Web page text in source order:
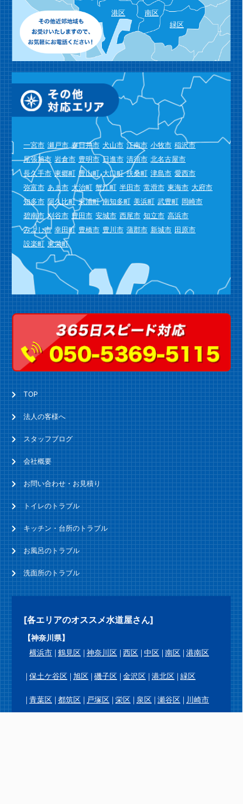
緑区
南区
港区
一宮市 瀬戸市 春日井市 犬山市 江南市 小牧市 稲沢市
尾張旭市 岩倉市 豊明市 日進市 清須市 北名古屋市
長久手市 東郷町 豊山町 大口町 扶桑町 津島市 愛西市
弥富市 あま市 大治町 蟹江町 半田市 常滑市 東海市 大府市
知多市 阿久比町 東浦町 南知多町 美浜町 武豊町 岡崎市
碧南市 刈谷市 豊田市 安城市 西尾市 知立市 高浜市
みよし市 幸田町 豊橋市 豊川市 蒲郡市 新城市 田原市
設楽町 東栄町
TOP
法人の客様へ
スタッフブログ
会社概要
お問い合わせ・お見積り
トイレのトラブル
キッチン・台所のトラブル
お風呂のトラブル
洗面所のトラブル
[各エリアのオススメ水道屋さん]
【神奈川県】
横浜市
鶴見区 神奈川区 西区 中区 南区 港南区
保土ケ谷区 旭区 磯子区 金沢区 港北区 緑区
青葉区 都筑区 戸塚区 栄区 泉区 瀬谷区 川崎市